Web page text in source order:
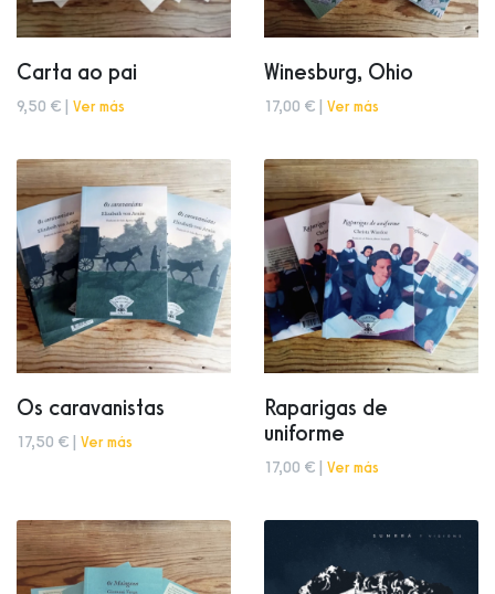
Carta ao pai
9,50 € | Ver más
Winesburg, Ohio
17,00 € | Ver más
Os caravanistas
17,50 € | Ver más
Raparigas de
uniforme
17,00 € | Ver más